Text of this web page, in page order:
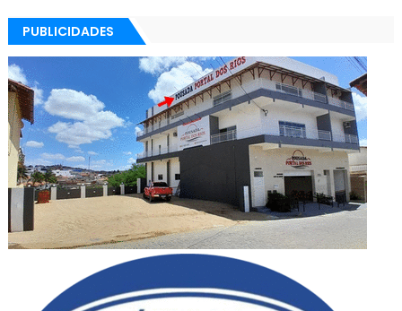
PUBLICIDADES